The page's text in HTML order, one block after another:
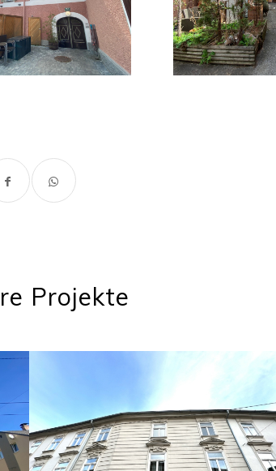
Projekte
Dominikanergasse, 8020